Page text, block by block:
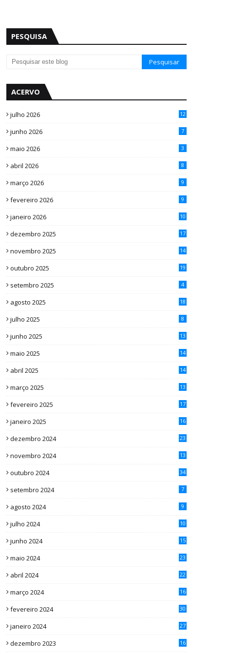
PESQUISA
ACERVO
julho 2026 12
junho 2026 7
maio 2026 3
abril 2026 8
março 2026 9
fevereiro 2026 9
janeiro 2026 10
dezembro 2025 17
novembro 2025 14
outubro 2025 19
setembro 2025 4
agosto 2025 18
julho 2025 8
junho 2025 13
maio 2025 14
abril 2025 14
março 2025 13
fevereiro 2025 17
janeiro 2025 16
dezembro 2024 23
novembro 2024 13
outubro 2024 34
setembro 2024 7
agosto 2024 9
julho 2024 10
junho 2024 15
maio 2024 23
abril 2024 22
março 2024 16
fevereiro 2024 30
janeiro 2024 27
dezembro 2023 16